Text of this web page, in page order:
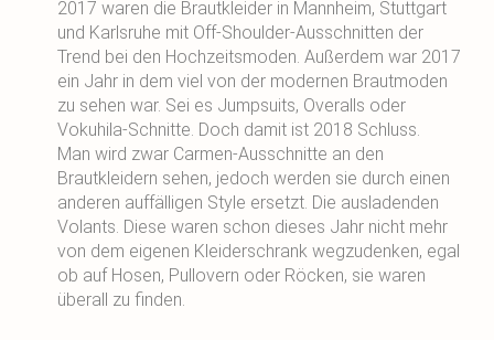
2017 waren die Brautkleider in Mannheim, Stuttgart
und Karlsruhe mit Off-Shoulder-Ausschnitten der
Trend bei den Hochzeitsmoden. Außerdem war 2017
ein Jahr in dem viel von der modernen Brautmoden
zu sehen war. Sei es Jumpsuits, Overalls oder
Vokuhila-Schnitte. Doch damit ist 2018 Schluss.
Man wird zwar Carmen-Ausschnitte an den
Brautkleidern sehen, jedoch werden sie durch einen
anderen auffälligen Style ersetzt. Die ausladenden
Volants. Diese waren schon dieses Jahr nicht mehr
von dem eigenen Kleiderschrank wegzudenken, egal
ob auf Hosen, Pullovern oder Röcken, sie waren
überall zu finden.